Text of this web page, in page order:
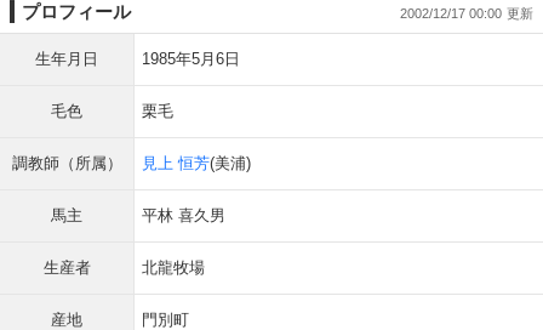
プロフィール 2002/12/17 00:00
生年月日 1985年5月6日
毛色 栗毛
調教師（所属） 見上 恒芳(美浦)
馬主 平林 喜久男
生産者 北龍牧場
産地 門別町